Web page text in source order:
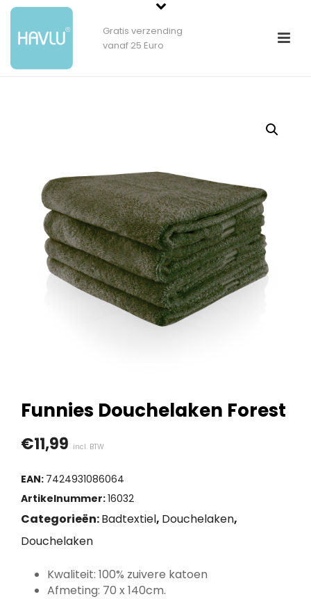
Gratis verzending
vanaf 25 Euro
Funnies Douchelaken Forest
€11,99 incl. BTW
EAN: 7424931086064
Artikelnummer:16032
Categorieën:Badtextiel, Douchelaken,
Douchelaken
Kwaliteit: 100% zuivere katoen
Afmeting: 70 x 140cm.